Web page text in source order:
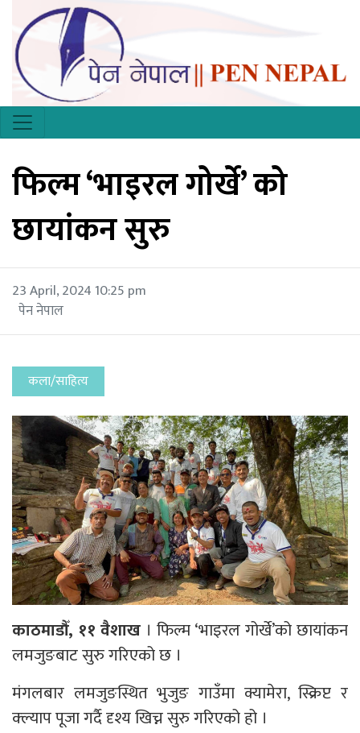
फिल्म ‘भाइरल गोर्खे’ को
छायांकन सुरु
23 April, 2024 10:25 pm
पेन नेपाल
कला/साहित्य
काठमाडौँ, ११ वैशाख । फिल्म ‘भाइरल गोर्खे’को छायांकन
लमजुङबाट सुरु गरिएको छ ।
मंगलबार लमजुङस्थित भुजुङ गाउँमा क्यामेरा, स्क्रिप्ट र
क्ल्याप पूजा गर्दै दृश्य खिच्न सुरु गरिएको हो ।